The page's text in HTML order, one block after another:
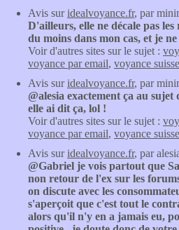
Avis suridealvoyance.fr, par
D'ailleurs, elle ne décale pas
du moins dans mon cas, et je ne
Voir d'autres sites sur le sujet :
voyance par email, voyance suisse
Avis suridealvoyance.fr, par
@alesia exactement ça au sujet
elle ai dit ça, lol !
Voir d'autres sites sur le sujet :
voyance par email, voyance suisse
Avis suridealvoyance.fr, par
@Gabriel je vois partout que
non retour de l'ex sur les
on discute avec les
s'aperçoit que c'est tout le
alors qu'il n'y en a jamais eu,